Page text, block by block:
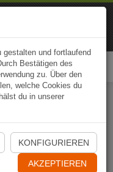
öffnen
und fortlaufend
Bestätigen des
zu. Über den
welche Cookies du
du in unserer
KONFIGURIEREN
AKZEPTIEREN